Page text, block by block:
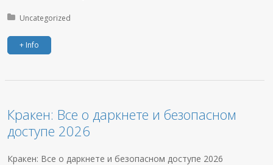
Posted in:
Uncategorized
+ Info
Кракен: Все о даркнете и безопасном
доступе 2026
Кракен: Все о даркнете и безопасном доступе 2026